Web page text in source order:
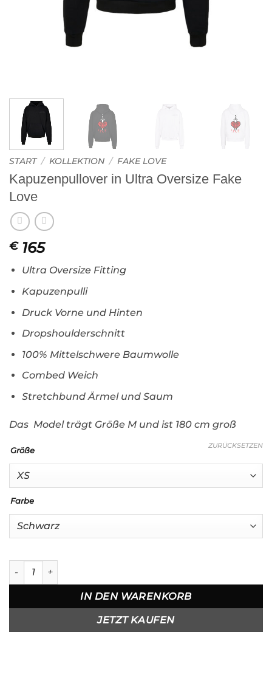
START / KOLLEKTION / FAKE LOVE
Kapuzenpullover in Ultra Oversize Fake
Love
€165
Ultra Oversize Fitting
Kapuzenpulli
Druck Vorne und Hinten
Dropshoulderschnitt
100% Mittelschwere Baumwolle
Combed Weich
Stretchbund Ärmel und Saum
Das Model trägt Größe M und ist 180 cm groß
Größe
Farbe
ZURÜCKSETZEN
Kapuzenpullover in Ultra Oversize Fake Love Menge
IN DEN WARENKORB
JETZT KAUFEN